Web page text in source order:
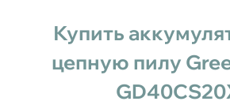
Купить
цепную пилу